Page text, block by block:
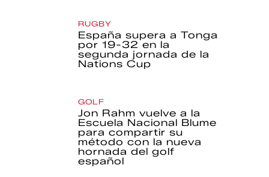
RUGBY
España supera a Tonga
por 19-32 en la
segunda jornada de la
Nations Cup
GOLF
Jon Rahm vuelve a la
Escuela Nacional Blume
para compartir su
método con la nueva
hornada del golf
español